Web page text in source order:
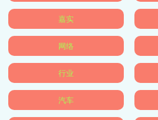
嘉实
网络
行业
汽车